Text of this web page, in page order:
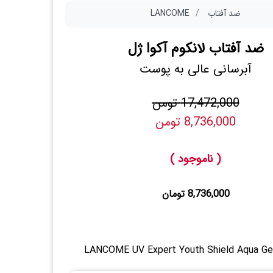
ضد آفتاب LANCOME
ضد آفتاب لانکوم آکوا ژل
آبرسانی عالی به پوست
17,472,000 تومن
8,736,000 تومن
( ناموجود )
8,736,000 تومان
LANCOME UV Expert Youth Shield Aqua